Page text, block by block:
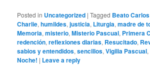
Posted in Uncategorized |Tagged Beato
Charlie,humildes,justicia, Liturgia,madre de
Memoria,misterio,Misterio Pascual, Primera
redención,reflexiones diarias, Resucitado,
sabios y entendidos,sencillos,Vigilia Pascual,
Noche! | Leave a reply